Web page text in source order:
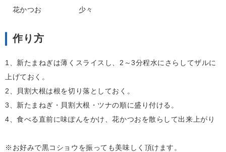
花かつお 少々
作り方
1、新たまねぎは薄くスライスし、2～3分程水にさらしてザルに
上げておく。
2、貝割大根は根を切り落としておく。
3、新たまねぎ・貝割大根・ツナの順に盛り付ける。
4、食べる直前に味ぽんをかけ、花かつおを散らして出来上がり
※お好みで黒コショウを振っても美味しく頂けます。